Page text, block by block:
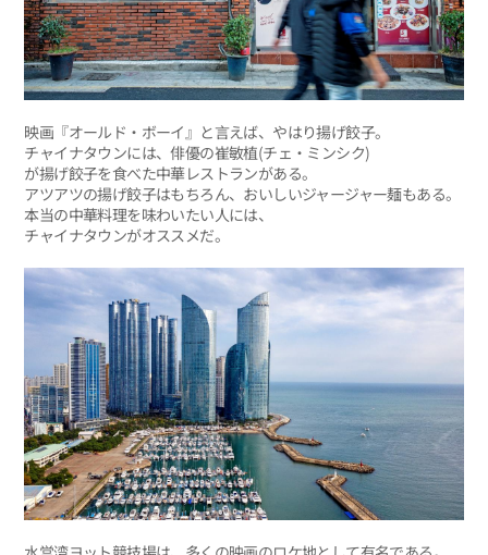
映画『オールド・ボーイ』と言えば、やはり揚げ餃子。
チャイナタウンには、俳優の崔敏植(チェ・ミンシク)
が揚げ餃子を食べた中華レストランがある。
アツアツの揚げ餃子はもちろん、おいしいジャージャー麺もある。
本当の中華料理を味わいたい人には、
チャイナタウンがオススメだ。